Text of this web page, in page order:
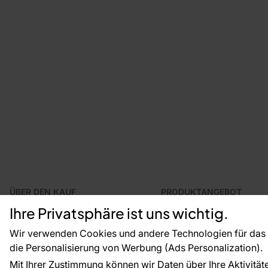
Ihre Privatsphäre ist uns wichtig.
Wir verwenden Cookies und andere Technologien für
die Personalisierung von Werbung (Ads Personalization).
Mit Ihrer Zustimmung können wir Daten über Ihre
ÜBER DEN KAUF
Versand und Bezahlung
Vertragsrücktritt
Reklamationsverfahren
Rücksendung von Waren
PRODUKTANGEBOT
Fototapeten
Leiste
Dekoration
Selbstklebende Folien